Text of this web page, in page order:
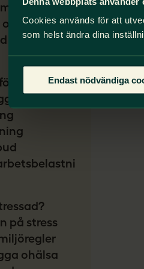
Cookies används för att
som helst ändra dina
Endast nödvändiga
och smitta
hot
hot
på stress
ohälsa